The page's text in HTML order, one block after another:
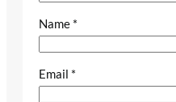
Name *
Email *